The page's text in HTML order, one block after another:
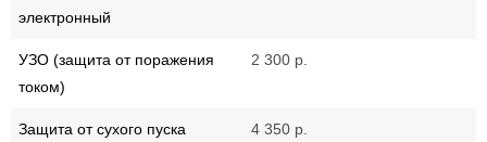
электронный
УЗО (защита от поражения
током)
2 300 р.
Защита от сухого пуска 4 350 р.